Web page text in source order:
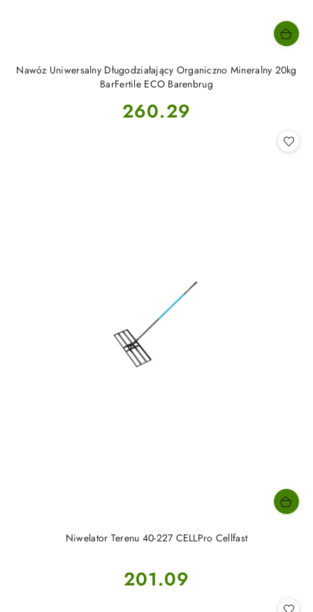
Nawóz Uniwersalny Długodziałający Organiczno Mineralny 20kg
BarFertile ECO Barenbrug
Cena:
260.29
Niwelator Terenu 40-227 CELLPro Cellfast
Cena:
201.09